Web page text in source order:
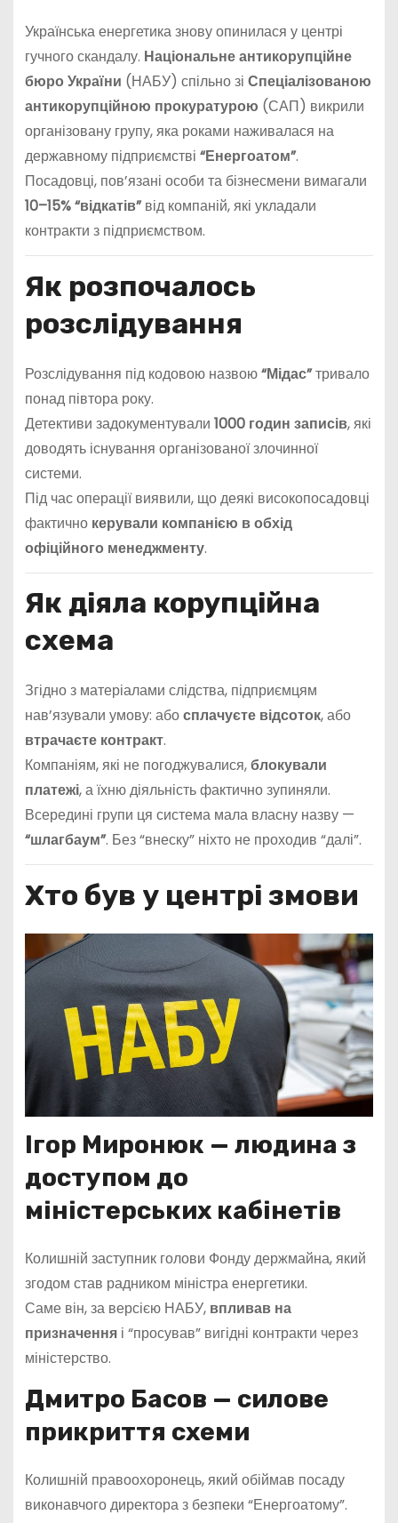
Українська енергетика знову опинилася у центрі
гучного скандалу. Національне антикорупційне
бюро України (НАБУ) спільно зі Спеціалізованою
антикорупційною прокуратурою (САП) викрили
організовану групу, яка роками наживалася на
державному підприємстві “Енергоатом”.
Посадовці, пов’язані особи та бізнесмени вимагали
10–15% “відкатів”від компаній, які укладали
контракти з підприємством.
Як розпочалось
розслідування
Розслідування під кодовою назвою“Мідас”тривало
понад півтора року.
Детективи задокументували 1000 годин записів, які
доводять існування організованої злочинної
системи.
Під час операції виявили, що деякі високопосадовці
фактично керували компанією в обхід
офіційного менеджменту.
Як діяла корупційна
схема
Згідно з матеріалами слідства, підприємцям
нав’язували умову: абосплачуєте відсоток, або
втрачаєте контракт.
Компаніям, які не погоджувалися,блокували
платежі, а їхню діяльність фактично зупиняли.
Всередині групи ця система мала власну назву —
“шлагбаум”. Без “внеску” ніхто не проходив “далі”.
Хто був у центрі змови
Ігор Миронюк — людина з
доступом до
міністерських кабінетів
Колишній заступник голови Фонду держмайна, який
згодом став радником міністра енергетики.
Саме він, за версією НАБУ, впливав на
призначенняі “просував” вигідні контракти через
міністерство.
Дмитро Басов — силове
прикриття схеми
Колишній правоохоронець, який обіймав посаду
виконавчого директора з безпеки “Енергоатому”.